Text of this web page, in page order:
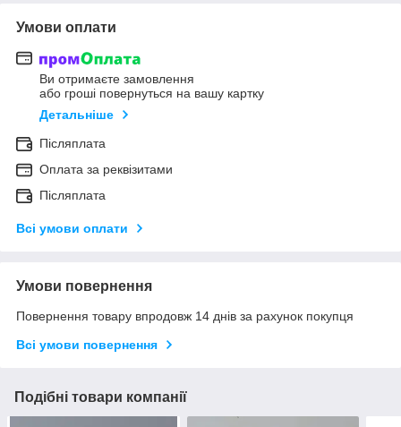
Умови оплати
Ви отримаєте замовлення
або гроші повернуться на вашу картку
Детальніше
Післяплата
Оплата за реквізитами
Післяплата
Всі умови оплати
Умови повернення
Повернення товару впродовж 14 днів за рахунок покупця
Всі умови повернення
Подібні товари компанії